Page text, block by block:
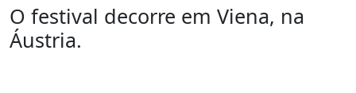
O festival decorre em Viena, na
Áustria.